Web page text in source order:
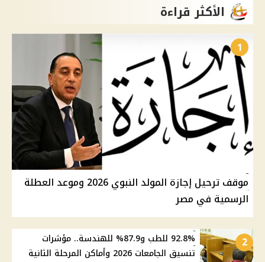
الأكثر قراءة
1
موقف ترحيل إجازة المولد النبوي 2026 وموعد العطلة
الرسمية في مصر
2
92.8% للطب و87.9% للهندسة.. مؤشرات
تنسيق الجامعات 2026 وأماكن المرحلة الثانية